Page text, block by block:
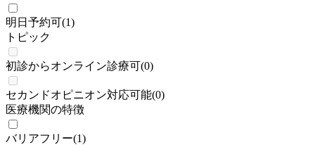
明日予約可(1)
トピック
初診からオンライン診療可(0)
セカンドオピニオン対応可能(0)
医療機関の特徴
バリアフリー(1)